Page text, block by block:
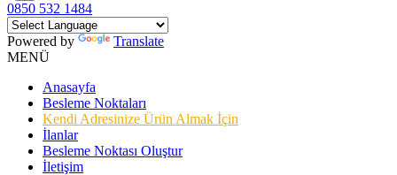
0850 532 1484
Powered by
Translate
MENÜ
Anasayfa
Besleme Noktaları
Kendi Adresinize Ürün Almak İçin
İlanlar
Besleme Noktası Oluştur
İletişim